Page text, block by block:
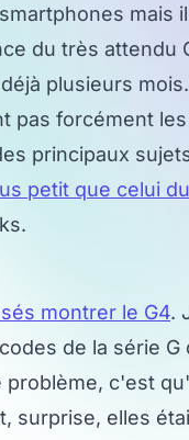
mais
du très attendu
plusieurs mois.
pas forcément
principaux
petit que celui
montrer le G4.
de la série G
problème, c'est
surprise, elles